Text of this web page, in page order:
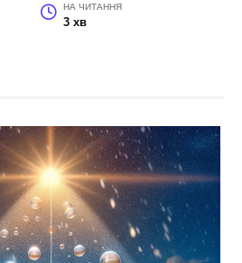
НА ЧИТАННЯ
3 хв